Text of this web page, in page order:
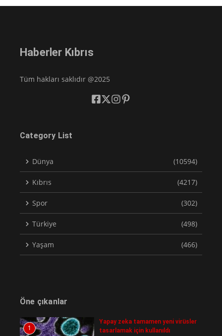
Haberler Kıbrıs
Tüm hakları saklıdır @2025
Category List
Dünya (10594)
Kıbrıs (4217)
Spor (302)
Türkiye (498)
Yaşam (466)
Öne çıkanlar
1
Yapay zeka tamamen yeni virüsler
tasarlamak için kullanıldı